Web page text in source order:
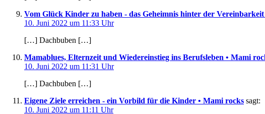
Vom Glück Kinder zu haben - das Geheimnis hinter der
10. Juni 2022 um 11:33 Uhr
[…] Dachbuben […]
Mamablues, Elternzeit und Wiedereinstieg ins Berufsleben • Mami
10. Juni 2022 um 11:31 Uhr
[…] Dachbuben […]
Eigene Ziele erreichen - ein Vorbild für die Kinder • Mami rocks sagt:
10. Juni 2022 um 11:11 Uhr